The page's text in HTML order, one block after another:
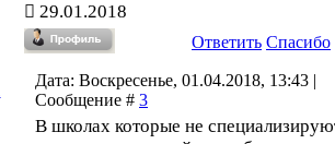
29.01.2018
Ответить Спасибо
Дата: Воскресенье, 01.04.2018, 13:43 |
Сообщение # 3
В школах которые не